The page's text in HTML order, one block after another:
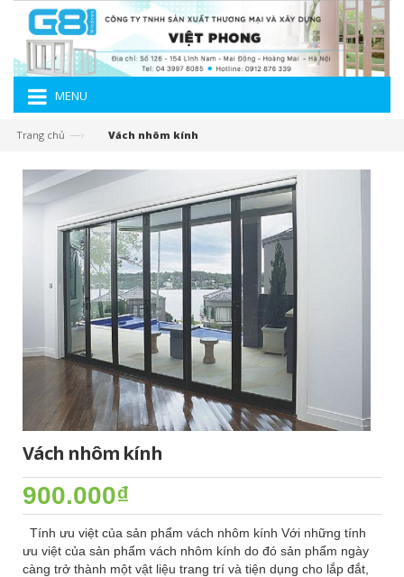
MENU
Trang chủ —› Vách nhôm kính
Vách nhôm kính
900.000₫
Tính ưu việt của sản phẩm vách nhôm kính Với những tính
ưu việt của sản phẩm vách nhôm kính do đó sản phẩm ngày
càng trở thành một vật liệu trang trí và tiện dụng cho lắp đắt,